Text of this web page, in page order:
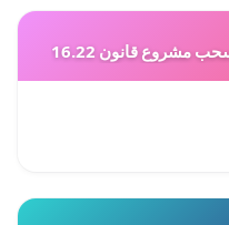
مشروع قانون 16.22